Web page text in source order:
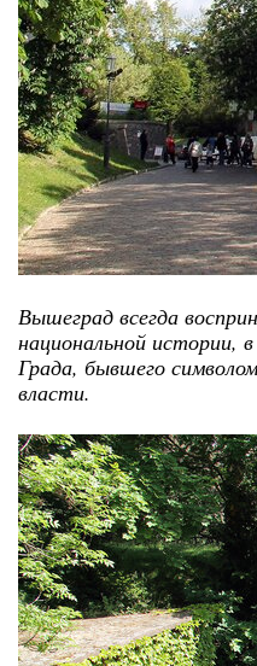
Вышеград всегда
национальной истории,
Града, бывшего
власти.